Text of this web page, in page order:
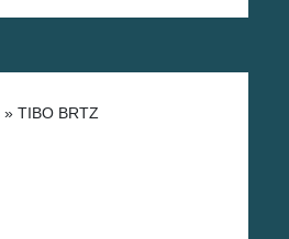
»TIBO BRTZ